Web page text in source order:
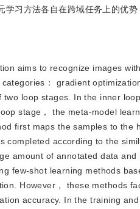
习方法各自在跨域任务上的优势
aims to recognize images
： gradient
loop stages. In the inner
stage， the meta-model
first maps the samples to
completed according to the
amount of annotated data
few-shot learning methods
However， these methods
accuracy. In the training